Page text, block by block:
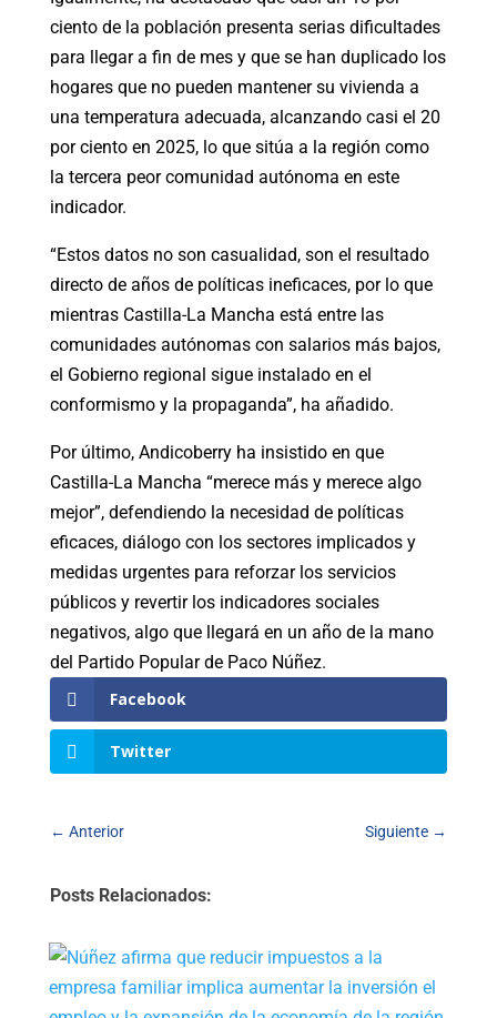
ciento de la población presenta serias dificultades
para llegar a fin de mes y que se han duplicado los
hogares que no pueden mantener su vivienda a
una temperatura adecuada, alcanzando casi el 20
por ciento en 2025, lo que sitúa a la región como
la tercera peor comunidad autónoma en este
indicador.
“Estos datos no son casualidad, son el resultado
directo de años de políticas ineficaces, por lo que
mientras Castilla-La Mancha está entre las
comunidades autónomas con salarios más bajos,
el Gobierno regional sigue instalado en el
conformismo y la propaganda”, ha añadido.
Por último, Andicoberry ha insistido en que
Castilla-La Mancha “merece más y merece algo
mejor”, defendiendo la necesidad de políticas
eficaces, diálogo con los sectores implicados y
medidas urgentes para reforzar los servicios
públicos y revertir los indicadores sociales
negativos, algo que llegará en un año de la mano
del Partido Popular de Paco Núñez.
Facebook
Twitter
← Anterior Siguiente →
Posts Relacionados: